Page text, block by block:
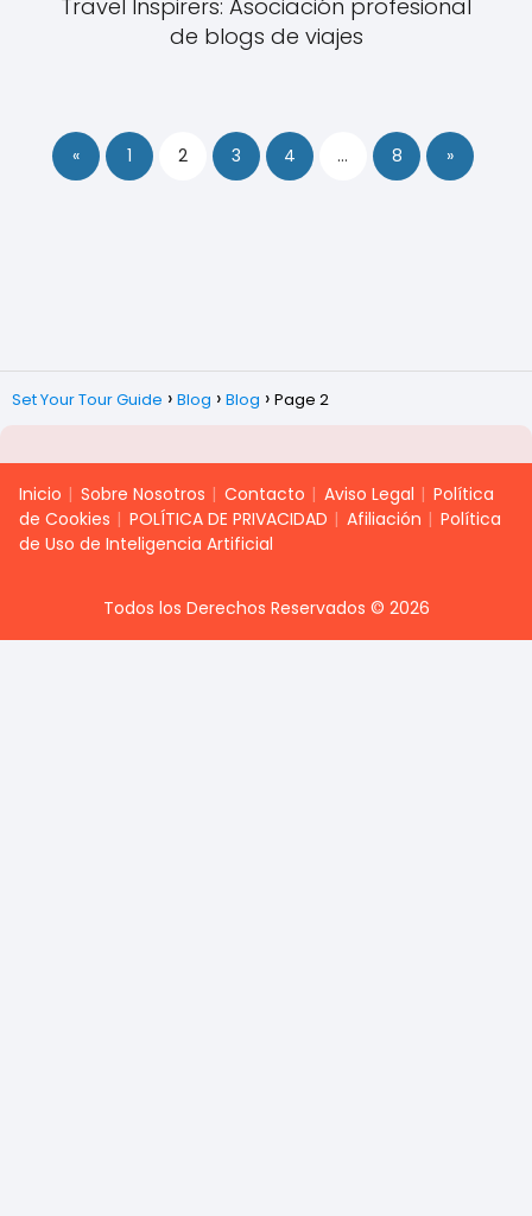
Travel Inspirers: Asociación profesional
de blogs de viajes
« 1 2 3 4 … 8 »
Set Your Tour Guide Blog Blog Page 2
Inicio Sobre Nosotros Contacto Aviso Legal
Política
de Cookies
POLÍTICA DE PRIVACIDAD Afiliación
Política
de Uso de Inteligencia Artificial
Todos los Derechos Reservados © 2026